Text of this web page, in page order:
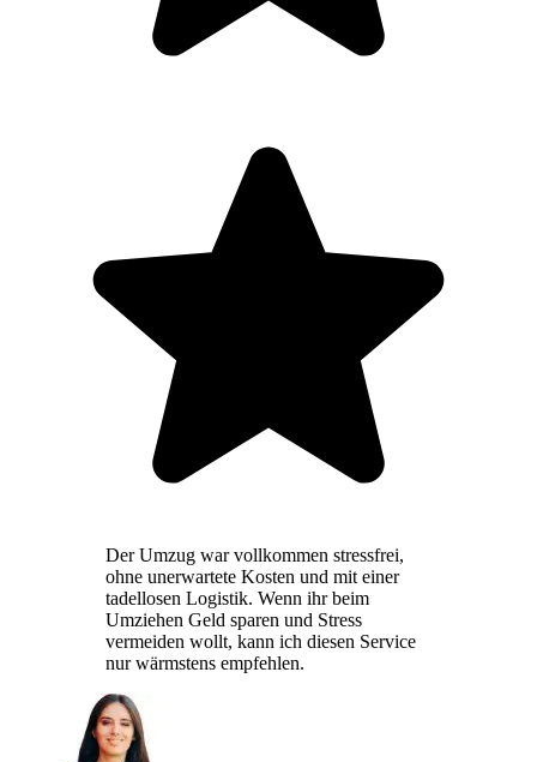
Der Umzug war vollkommen stressfrei,
ohne unerwartete Kosten und mit einer
tadellosen Logistik. Wenn ihr beim
Umziehen Geld sparen und Stress
vermeiden wollt, kann ich diesen Service
nur wärmstens empfehlen.